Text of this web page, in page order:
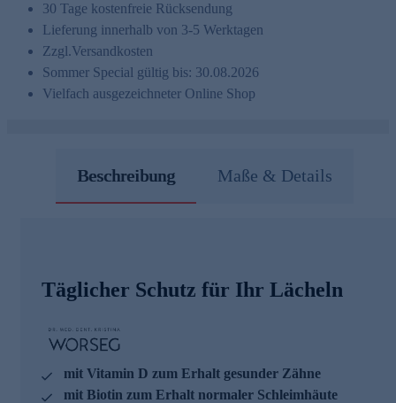
30 Tage kostenfreie Rücksendung
Lieferung innerhalb von 3-5 Werktagen
Zzgl.Versandkosten
Sommer Special gültig bis: 30.08.2026
Vielfach ausgezeichneter Online Shop
Beschreibung Maße & Details
Täglicher Schutz für Ihr Lächeln
mit Vitamin D zum Erhalt gesunder Zähne
mit Biotin zum Erhalt normaler Schleimhäute